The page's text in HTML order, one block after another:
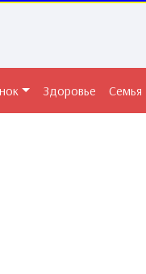
Здоровье Семья